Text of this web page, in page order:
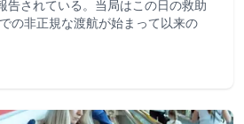
告されている。当局はこの日の救助
の非正規な渡航が始まって以来の